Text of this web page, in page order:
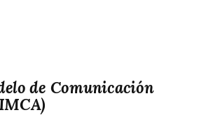
de Comunicación